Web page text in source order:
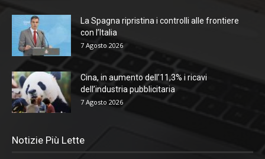
La Spagna ripristina i controlli alle frontiere
con l’Italia
7 Agosto 2026
Cina, in aumento dell’11,3% i ricavi
dell’industria pubblicitaria
7 Agosto 2026
Notizie Più Lette